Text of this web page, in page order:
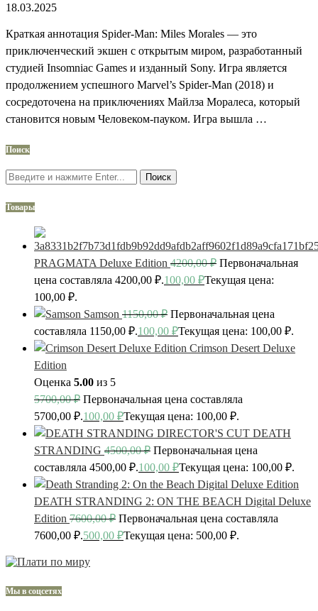
18.03.2025
Краткая аннотация Spider-Man: Miles Morales — это
приключенческий экшен с открытым миром, разработанный
студией Insomniac Games и изданный Sony. Игра является
продолжением успешного Marvel’s Spider-Man (2018) и
сосредоточена на приключениях Майлза Моралеса, который
становится новым Человеком-пауком. Игра вышла …
Поиск
Поиск
Товары
PRAGMATA Deluxe Edition 4200,00₽ Первоначальная
цена составляла 4200,00 ₽.100,00 ₽Текущая цена:
100,00 ₽.
Samson 1150,00₽ Первоначальная цена
составляла 1150,00 ₽.100,00 ₽Текущая цена: 100,00 ₽.
Crimson Desert Deluxe
Edition
Оценка 5.00 из 5
5700,00₽ Первоначальная цена составляла
5700,00 ₽.100,00 ₽Текущая цена: 100,00 ₽.
DEATH
STRANDING 4500,00₽ Первоначальная цена
составляла 4500,00 ₽.100,00 ₽Текущая цена: 100,00 ₽.
DEATH STRANDING 2: ON THE BEACH Digital Deluxe
Edition 7600,00₽ Первоначальная цена составляла
7600,00 ₽.500,00 ₽Текущая цена: 500,00 ₽.
Мы в соцсетях